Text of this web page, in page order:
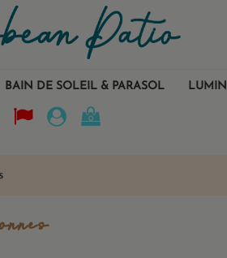
BAIN DE SOLEIL & PARASOL
0